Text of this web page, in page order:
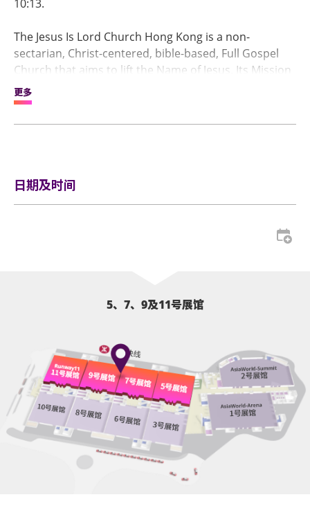
10:13.
The Jesus Is Lord Church Hong Kong is a non-
sectarian, Christ-centered, bible-based, Full Gospel
Church that aims to lift the Name of Jesus. Its Mission
is to bring all peoples to the Kingdom of the Living
God, regardless of race, status, belief, and religious
Gospel of the Lord Jesus Christ to all parts of the
World!
更多
日期及时间
5、7、9及11号展馆